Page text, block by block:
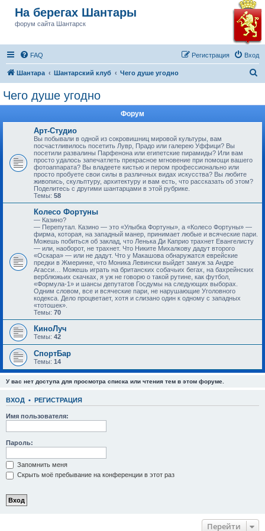
На берегах Шантары
форум сайта Шантарск
FAQ Вход
Регистрация
Шантара Шантарский клуб Чего душе угодно
Чего душе угодно
Форум
Арт-Студио
Вы побывали в одной из сокровишниц мировой культуры, вам
посчастливилось посетить Лувр, Прадо или галерею Уффици? Вы
посетили развалины Парфенона или египетские пирамиды? Или вам
просто удалось запечатлеть прекрасное мгновение при помощи вашего
фотоаппарата? Вы владеете кистью и пером профессионально или
просто пробуете свои силы в различных видах искусства? Вы любите
живопись, скульптуру, архитектуру и вам есть, что рассказать об этом?
Поделитесь с другими шантарцами в этой рубрике.
Темы: 58
Колесо Фортуны
— Казино?
— Перепутал. Казино — это «Улыбка Фортуны», а «Колесо Фортуны» —
фирма, которая, на западный манер, принимает любые и всяческие пари.
Можешь побиться об заклад, что Ленька Ди Каприо трахнет Евангелисту
— или, наоборот, не трахнет. Что Никите Михалкову дадут второго
«Оскара» — или не дадут. Что у Макашова обнаружатся еврейские
предки в Жмеринке, что Моника Левински выйдет замуж за Андре
Агасси… Можешь играть на британских собачьих бегах, на бахрейнских
верблюжьих скачках, я уж не говорю о такой рутине, как футбол,
«Формула-1» и шансы депутатов Госдумы на следующих выборах.
Одним словом, все и всяческие пари, не нарушающие Уголовного
кодекса. Дело процветает, хотя и слизано один к одному с западных
«тотошек».
Темы: 70
КиноЛуч
Темы: 42
СпортБар
Темы: 14
У вас нет доступа для просмотра списка или чтения тем в этом форуме.
ВХОД • РЕГИСТРАЦИЯ
Имя пользователя:
Пароль:
Запомнить меня
Скрыть моё пребывание на конференции в этот раз
Перейти